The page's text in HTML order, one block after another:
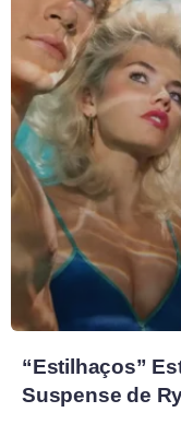
“Estilhaços”
Suspense de